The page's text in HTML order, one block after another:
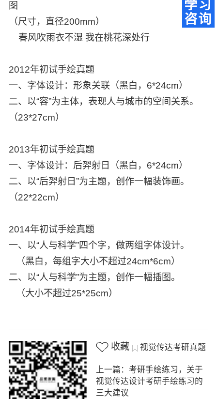
图
（尺寸，直径200mm）
春风吹雨衣不湿 我在桃花深处行
2012年初试手绘真题
一、字体设计：形象关联（黑白，6*24cm）
二、以“容”为主体，表现人与城市的空间关系。
（23*27cm）
2013年初试手绘真题
一、字体设计：后羿射日（黑白，6*24cm）
二、以“后羿射日”为主题，创作一幅装饰画。
（22*22cm）
2014年初试手绘真题
一、以“人与科学”四个字，做两组字体设计。
（黑白，每组字大小不超过24cm*6cm）
二、以“人与科学”为主题，创作一幅插图。
（大小不超过25*25cm）
收藏 视觉传达考研真题
上一篇：考研手绘练习，关于
视觉传达设计考研手绘练习的
三大建议